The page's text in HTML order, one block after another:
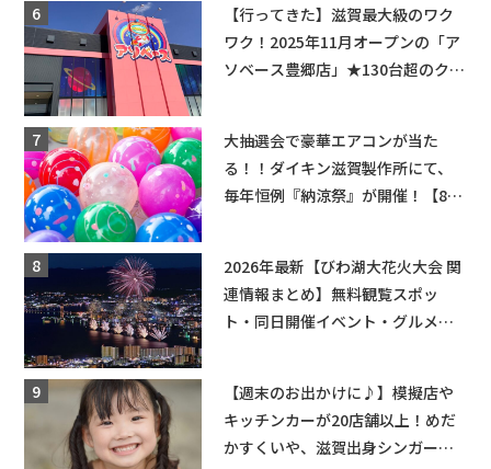
【行ってきた】滋賀最大級のワク
ワク！2025年11月オープンの「ア
ソベース豊郷店」★130台超のクレ
大抽選会で豪華エアコンが当た
る！！ダイキン滋賀製作所にて、
毎年恒例『納涼祭』が開催！【8月
2026年最新【びわ湖大花火大会 関
連情報まとめ】無料観覧スポッ
ト・同日開催イベント・グルメマ
【週末のお出かけに♪】模擬店や
キッチンカーが20店舗以上！めだ
かすくいや、滋賀出身シンガーソ